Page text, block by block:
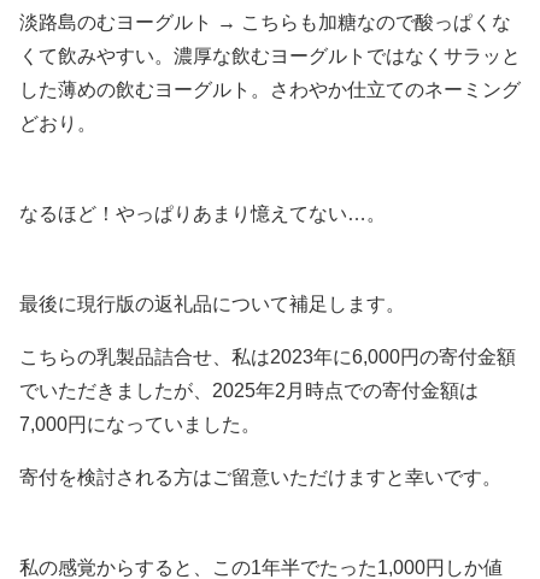
淡路島のむヨーグルト → こちらも加糖なので酸っぱくな
くて飲みやすい。濃厚な飲むヨーグルトではなくサラッと
した薄めの飲むヨーグルト。さわやか仕立てのネーミング
どおり。
なるほど！やっぱりあまり憶えてない…。
最後に現行版の返礼品について補足します。
こちらの乳製品詰合せ、私は2023年に6,000円の寄付金額
でいただきましたが、2025年2月時点での寄付金額は
7,000円になっていました。
寄付を検討される方はご留意いただけますと幸いです。
私の感覚からすると、この1年半でたった1,000円しか値